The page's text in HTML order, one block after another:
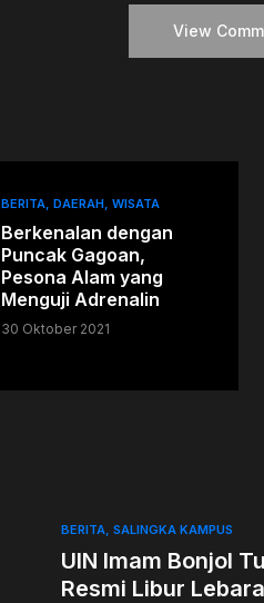
View
BERITA DAERAH WISATA
Berkenalan dengan
Puncak Gagoan,
Pesona Alam yang
Menguji Adrenalin
30 Oktober 2021
BERITA SALINGKA KAMPUS
UIN Imam Bonjol
Resmi Libur